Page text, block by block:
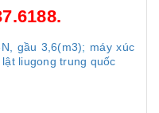
gầu 3,6(m3); máy xúc
lật liugong trung quốc